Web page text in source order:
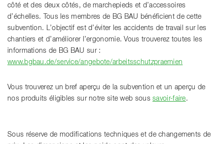
côté et des deux côtés, de marchepieds et d’accessoires
d’échelles. Tous les membres de BG BAU bénéficient de cette
subvention. L’objectif est d’éviter les accidents de travail sur les
chantiers et d’améliorer l’ergonomie. Vous trouverez toutes les
informations de BG BAU sur :
www.bgbau.de/service/angebote/arbeitsschutzpraemien
Vous trouverez un bref aperçu de la subvention et un aperçu de
nos produits éligibles sur notre site web soussavoir-faire.
Sous réserve de modifications techniques et de changements de